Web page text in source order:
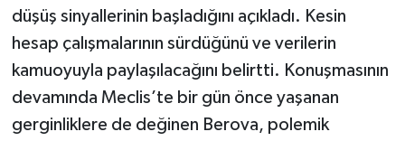
düşüş sinyallerinin başladığını açıkladı. Kesin
hesap çalışmalarının sürdüğünü ve verilerin
kamuoyuyla paylaşılacağını belirtti. Konuşmasının
devamında Meclis’te bir gün önce yaşanan
gerginliklere de değinen Berova, polemik